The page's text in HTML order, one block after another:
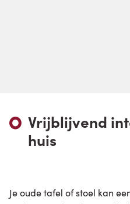
Vrijblijvend
huis
Je oude tafel of stoel kan